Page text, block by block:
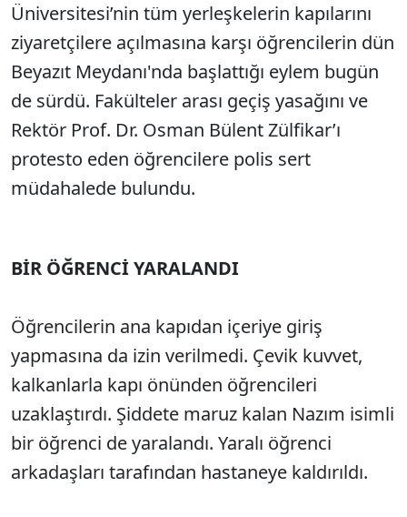
Üniversitesi’nin tüm yerleşkelerin kapılarını
ziyaretçilere açılmasına karşı öğrencilerin dün
Beyazıt Meydanı'nda başlattığı eylem bugün
de sürdü. Fakülteler arası geçiş yasağını ve
Rektör Prof. Dr. Osman Bülent Zülfikar’ı
protesto eden öğrencilere polis sert
müdahalede bulundu.
BİR ÖĞRENCİ YARALANDI
Öğrencilerin ana kapıdan içeriye giriş
yapmasına da izin verilmedi. Çevik kuvvet,
kalkanlarla kapı önünden öğrencileri
uzaklaştırdı. Şiddete maruz kalan Nazım isimli
bir öğrenci de yaralandı. Yaralı öğrenci
arkadaşları tarafından hastaneye kaldırıldı.